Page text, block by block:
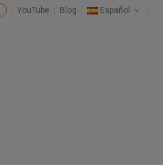
Español
Blog
YouTube